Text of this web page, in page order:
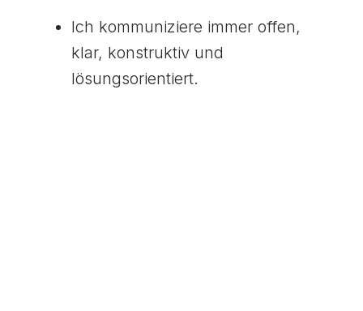
Ich kommuniziere immer offen,
klar, konstruktiv und
lösungsorientiert.